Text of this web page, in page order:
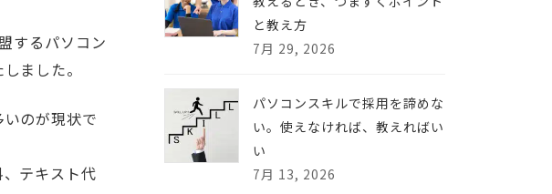
するパソコン
ました。
のが現状で
テキスト代
と教え方
7月 29, 2026
パソコンスキルで採用を諦めな
い。使えなければ、教えればい
い
7月 13, 2026